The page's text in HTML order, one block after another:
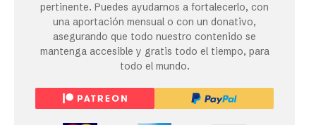
pertinente. Puedes ayudarnos a fortalecerlo, con
una aportación mensual o con un donativo,
asegurando que todo nuestro contenido se
mantenga accesible y gratis todo el tiempo, para
todo el mundo.